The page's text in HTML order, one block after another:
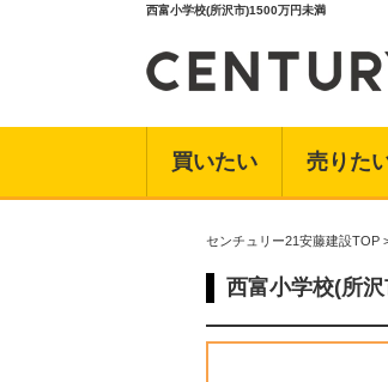
西富小学校(所沢市)1500万円未満
買いたい 売りた
センチュリー21安藤建設TOP
西富小学校(所